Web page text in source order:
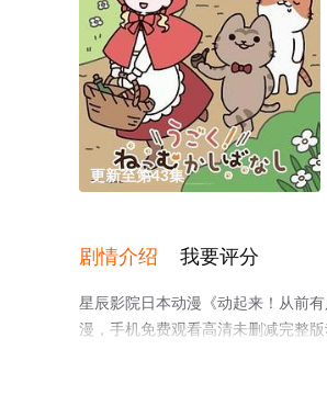
更新至第43集
剧情介绍 我要评分
星辰影院日本动漫《动起来！从前
漫，手机免费观看高清未删减完整